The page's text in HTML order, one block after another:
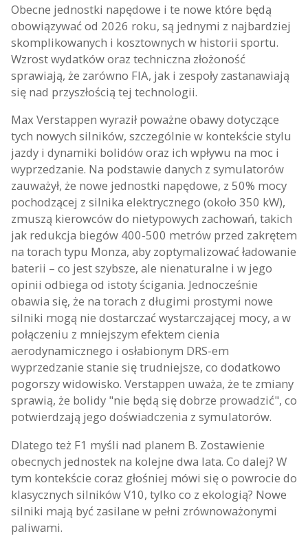
Obecne jednostki napędowe i te nowe które będą
obowiązywać od 2026 roku, są jednymi z najbardziej
skomplikowanych i kosztownych w historii sportu.
Wzrost wydatków oraz techniczna złożoność
sprawiają, że zarówno FIA, jak i zespoły zastanawiają
się nad przyszłością tej technologii.
Max Verstappen wyraził poważne obawy dotyczące
tych nowych silników, szczególnie w kontekście stylu
jazdy i dynamiki bolidów oraz ich wpływu na moc i
wyprzedzanie. Na podstawie danych z symulatorów
zauważył, że nowe jednostki napędowe, z 50% mocy
pochodzącej z silnika elektrycznego (około 350 kW),
zmuszą kierowców do nietypowych zachowań, takich
jak redukcja biegów 400-500 metrów przed zakrętem
na torach typu Monza, aby zoptymalizować ładowanie
baterii – co jest szybsze, ale nienaturalne i w jego
opinii odbiega od istoty ścigania. Jednocześnie
obawia się, że na torach z długimi prostymi nowe
silniki mogą nie dostarczać wystarczającej mocy, a w
połączeniu z mniejszym efektem cienia
aerodynamicznego i osłabionym DRS-em
wyprzedzanie stanie się trudniejsze, co dodatkowo
pogorszy widowisko. Verstappen uważa, że te zmiany
sprawią, że bolidy "nie będą się dobrze prowadzić", co
potwierdzają jego doświadczenia z symulatorów.
Dlatego też F1 myśli nad planem B. Zostawienie
obecnych jednostek na kolejne dwa lata. Co dalej? W
tym kontekście coraz głośniej mówi się o powrocie do
klasycznych silników V10, tylko co z ekologią? Nowe
silniki mają być zasilane w pełni zrównoważonymi
paliwami.